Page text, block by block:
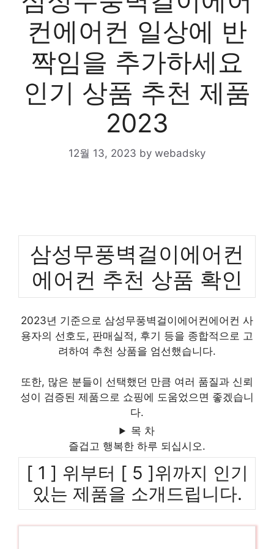
컨에어컨 일상에 반
짝임을 추가하세요
인기 상품 추천 제품
2023
12월 13, 2023 by webadsky
삼성무풍벽걸이에어컨
에어컨 추천 상품 확인
2023년 기준으로 삼성무풍벽걸이에어컨에어컨 사
용자의 선호도, 판매실적, 후기 등을 종합적으로 고
려하여 추천 상품을 엄선했습니다.
또한, 많은 분들이 선택했던 만큼 여러 품질과 신뢰
성이 검증된 제품으로 쇼핑에 도움었으면 좋겠습니
다.
목 차
즐겁고 행복한 하루 되십시오.
[ 1 ] 위부터 [ 5 ]위까지 인기
있는 제품을 소개드립니다.